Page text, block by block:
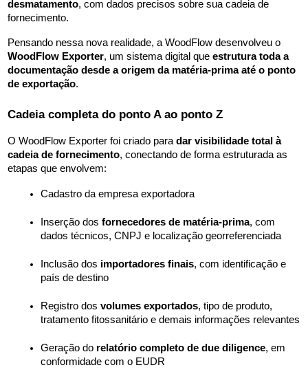
desmatamento, com dados precisos sobre sua cadeia de
fornecimento.
Pensando nessa nova realidade, a WoodFlow desenvolveu o
WoodFlow Exporter, um sistema digital que estrutura toda a
documentação desde a origem da matéria-prima até o ponto
de exportação.
Cadeia completa do ponto A ao ponto Z
O WoodFlow Exporter foi criado para dar visibilidade total à
cadeia de fornecimento, conectando de forma estruturada as
etapas que envolvem:
Cadastro da empresa exportadora
Inserção dos fornecedores de matéria-prima, com
dados técnicos, CNPJ e localização georreferenciada
Inclusão dos importadores finais, com identificação e
país de destino
Registro dos volumes exportados, tipo de produto,
tratamento fitossanitário e demais informações relevantes
Geração do relatório completo de due diligence, em
conformidade com o EUDR